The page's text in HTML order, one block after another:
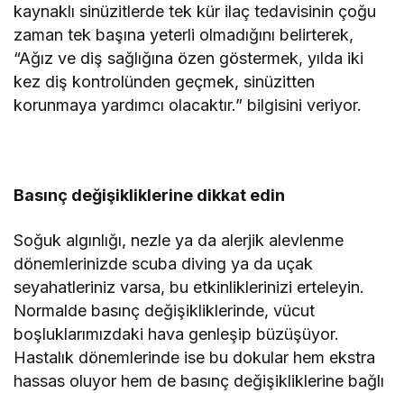
kaynaklı sinüzitlerde tek kür ilaç tedavisinin çoğu
zaman tek başına yeterli olmadığını belirterek,
“Ağız ve diş sağlığına özen göstermek, yılda iki
kez diş kontrolünden geçmek, sinüzitten
korunmaya yardımcı olacaktır.” bilgisini veriyor.
Basınç değişikliklerine dikkat edin
Soğuk algınlığı, nezle ya da alerjik alevlenme
dönemlerinizde scuba diving ya da uçak
seyahatleriniz varsa, bu etkinliklerinizi erteleyin.
Normalde basınç değişikliklerinde, vücut
boşluklarımızdaki hava genleşip büzüşüyor.
Hastalık dönemlerinde ise bu dokular hem ekstra
hassas oluyor hem de basınç değişikliklerine bağlı